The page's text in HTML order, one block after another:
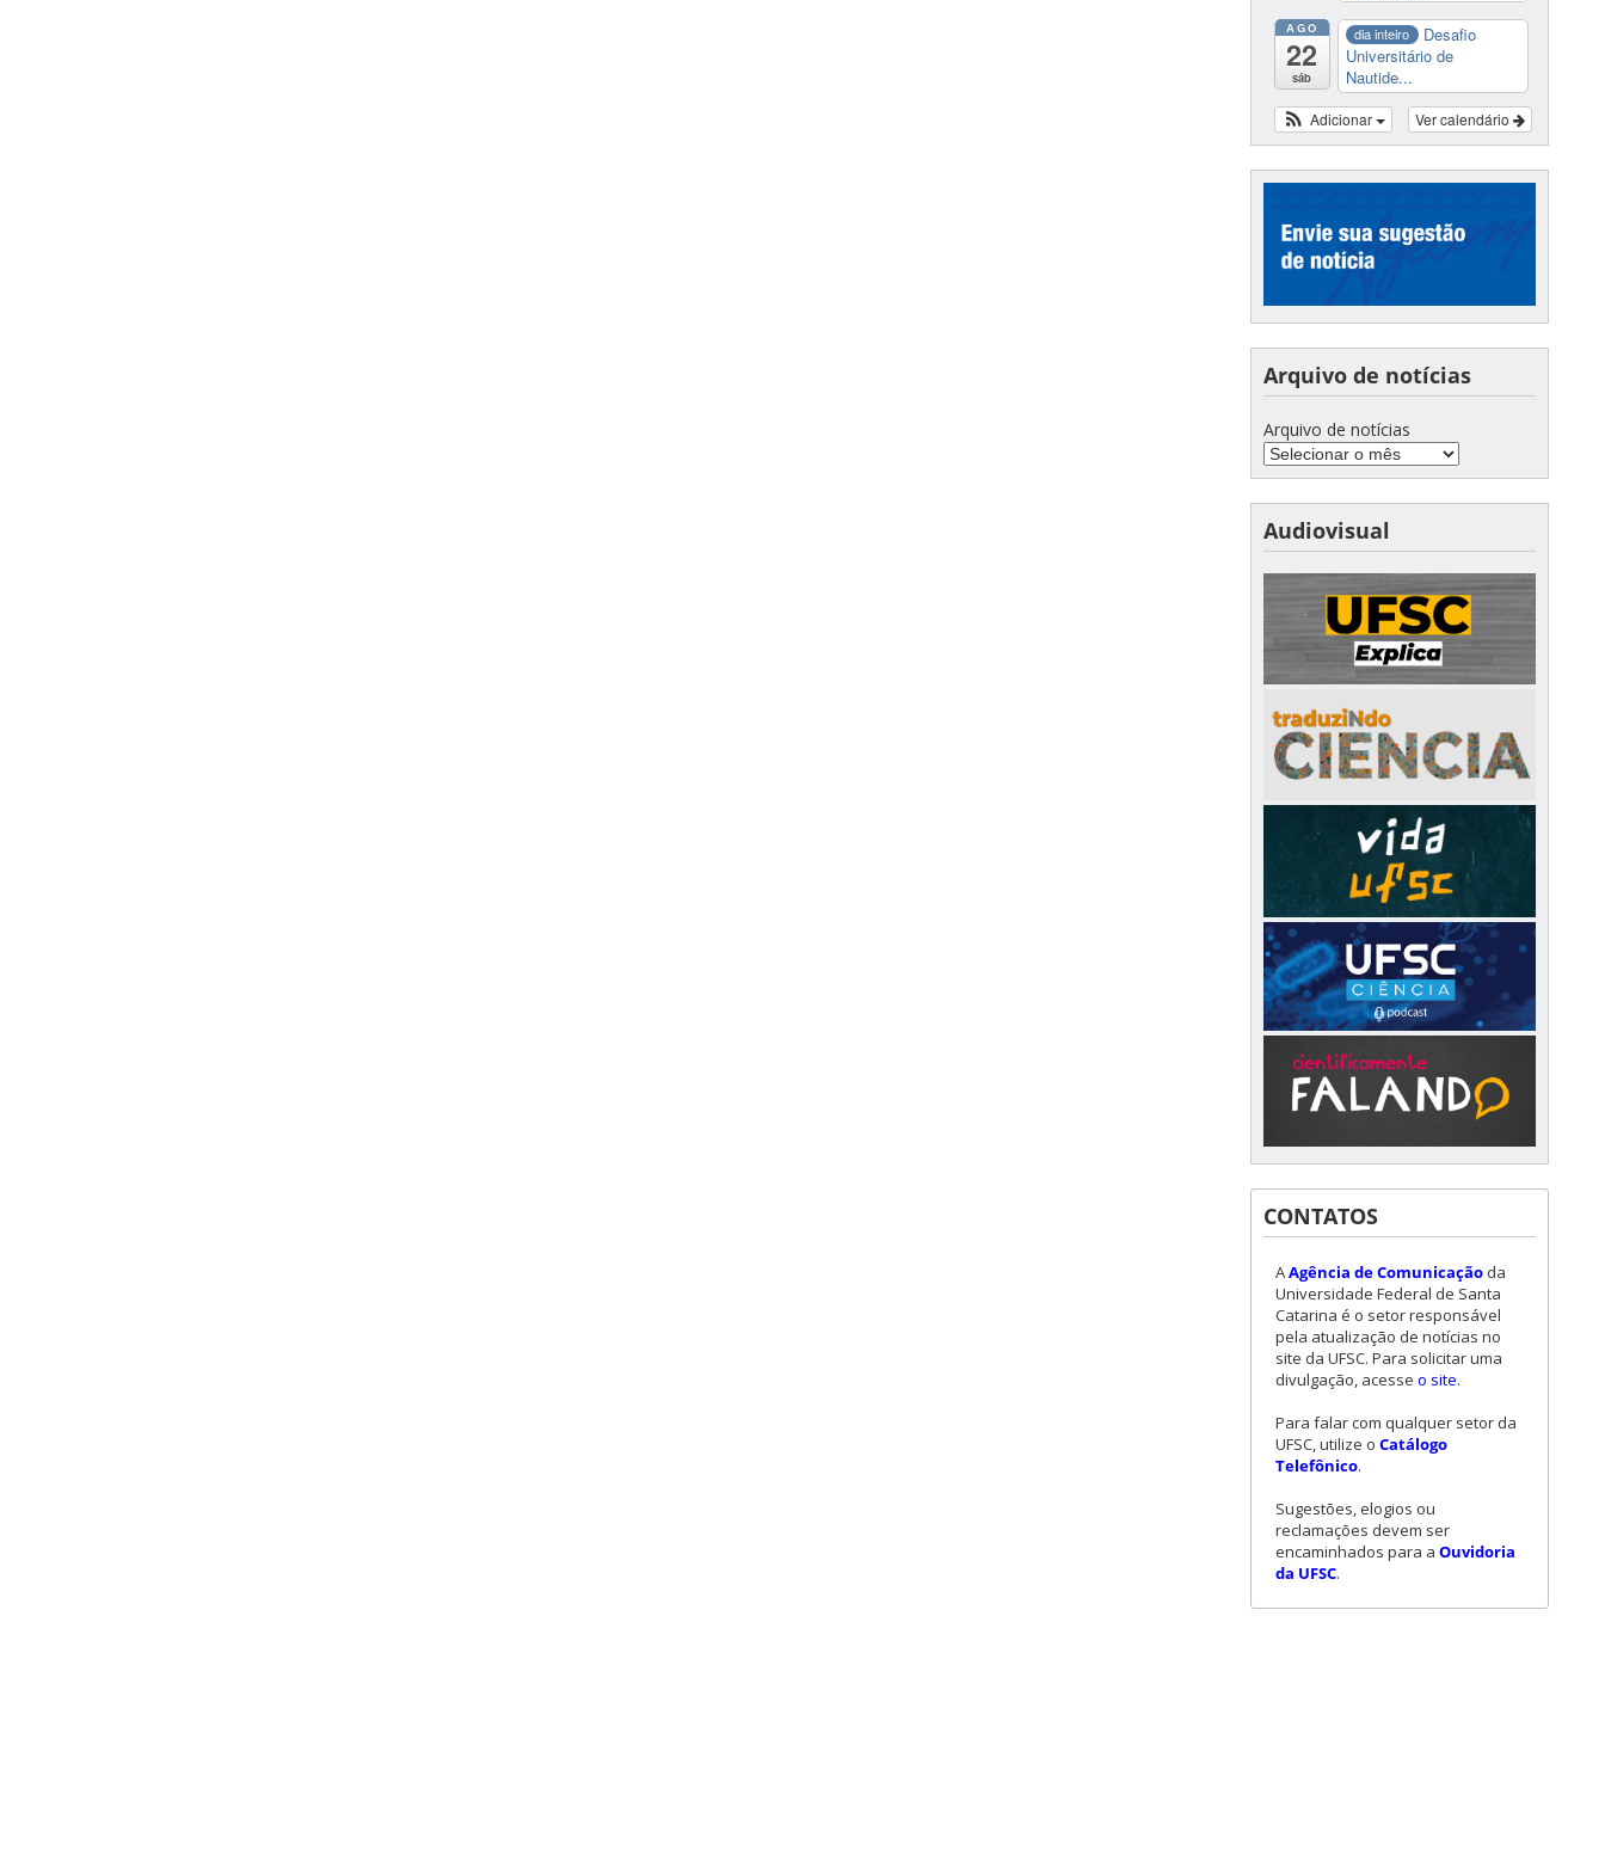
AGO
22
sáb
dia inteiro
Desafio
Universitário de
Nautide...
Ver calendário
Adicionar
Arquivo de notícias
Arquivo de notícias
Audiovisual
CONTATOS
AAgência de Comunicação da
Universidade Federal de Santa
Catarina é o setor responsável
pela atualização de notícias no
site da UFSC. Para solicitar uma
divulgação, acesse o site.
Para falar com qualquer setor da
UFSC, utilize o Catálogo
Telefônico.
Sugestões, elogios ou
reclamações devem ser
encaminhados para a Ouvidoria
da UFSC.